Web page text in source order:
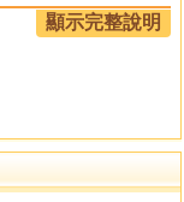
來進行宣說：包括
菩提道用、歸結終
顯示完整說明